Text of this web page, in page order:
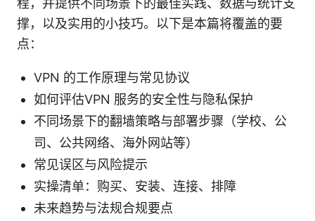
撑，以及实用的小技巧。以下是本篇将覆盖的要
点：
VPN 的工作原理与常见协议
如何评估VPN 服务的安全性与隐私保护
不同场景下的翻墙策略与部署步骤（学校、公
司、公共网络、海外网站等）
常见误区与风险提示
实操清单：购买、安装、连接、排障
未来趋势与法规合规要点